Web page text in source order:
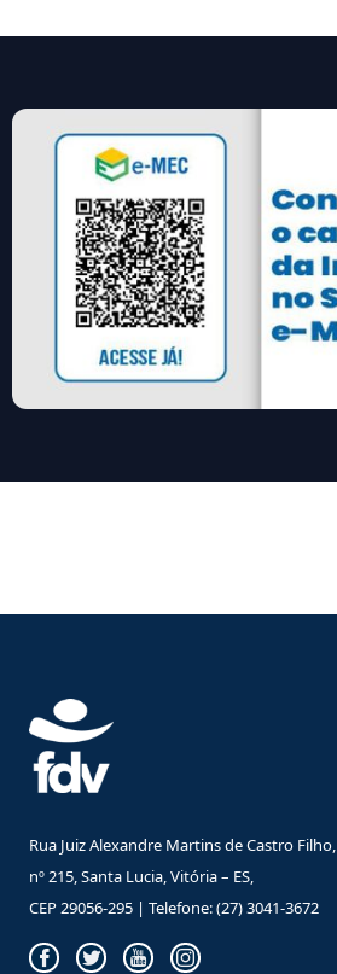
Rua Juiz Alexandre Martins de Castro Filho,
nº 215, Santa Lucia, Vitória – ES,
CEP 29056-295 | Telefone: (27) 3041-3672